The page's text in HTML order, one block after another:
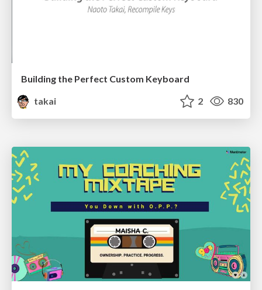
Building the Perfect Custom Keyboard
takai
2 830